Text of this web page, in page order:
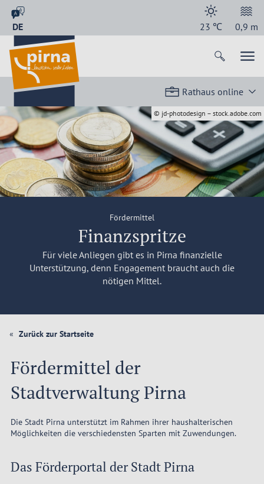
DE 23 ℃ 0,9 m
Rathaus online
Fördermittel
Finanzspritze
Für viele Anliegen gibt es in Pirna finanzielle
Unterstützung, denn Engagement braucht auch die
nötigen Mittel.
© jd-photodesign – stock.adobe.com
Zurück zur Startseite
Fördermittel der
Stadtverwaltung Pirna
Die Stadt Pirna unterstützt im Rahmen ihrer haushalterischen
Möglichkeiten die verschiedensten Sparten mit Zuwendungen.
Das Förderportal der Stadt Pirna